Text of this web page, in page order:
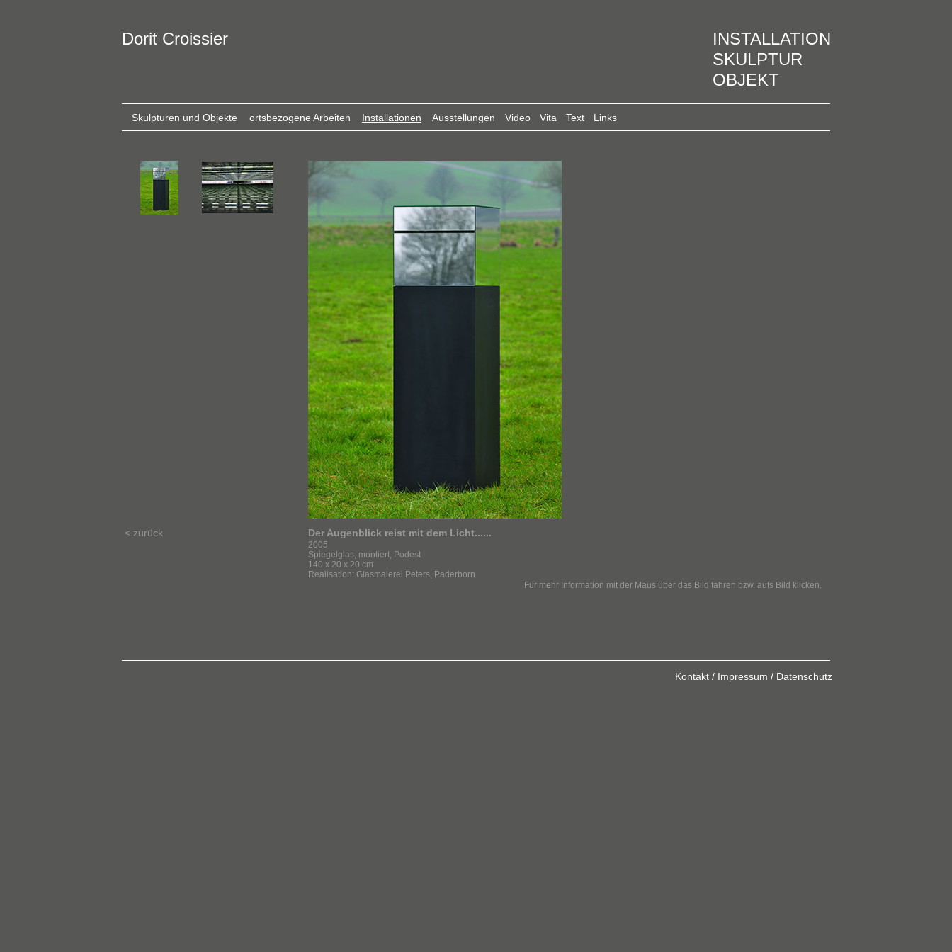
Dorit Croissier
INSTALLATION
SKULPTUR
OBJEKT
Skulpturen und Objekte ortsbezogene Arbeiten Installationen Ausstellungen Video Vita Text Links
Der Augenblick reist mit dem Licht......
2005
Spiegelglas, montiert, Podest
140 x 20 x 20 cm
Realisation: Glasmalerei Peters, Paderborn
Für mehr Information mit der Maus über das Bild fahren bzw. aufs Bild klicken.
< zurück
Kontakt / Impressum / Datenschutz